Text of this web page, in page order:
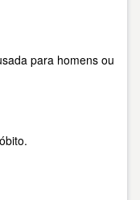
para homens ou